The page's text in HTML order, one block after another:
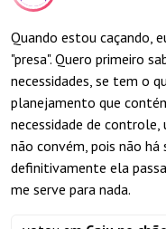
Quando estou caçando,
"presa". Quero primeiro
necessidades, se tem o
planejamento que
necessidade de
não convém, pois não há
definitivamente ela
me serve para nada.